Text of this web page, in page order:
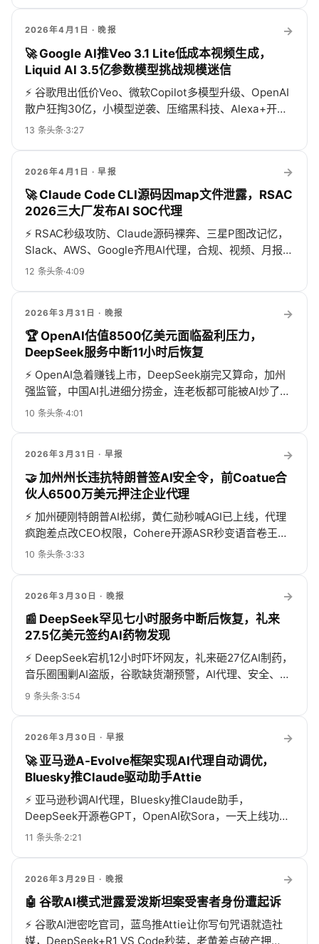
2026年4月1日 · 晚报
→
🚀 Google AI推Veo 3.1 Lite低成本视频生成，
Liquid AI 3.5亿参数模型挑战规模迷信
⚡ 谷歌甩出低价Veo、微软Copilot多模型升级、OpenAI
散户狂掏30亿，小模型逆袭、压缩黑科技、Alexa+开口
点外卖，AI圈一天比一季还热闹！
13 条头条·3:27
2026年4月1日 · 早报
→
🚀 Claude Code CLI源码因map文件泄露，RSAC
2026三大厂发布AI SOC代理
⚡ RSAC秒级攻防、Claude源码裸奔、三星P图改记忆，
Slack、AWS、Google齐甩AI代理，合规、视频、月报、
断网全上榜，热闹疯了！
12 条头条·4:09
2026年3月31日 · 晚报
→
🏆 OpenAI估值8500亿美元面临盈利压力，
DeepSeek服务中断11小时后恢复
⚡ OpenAI急着赚钱上市，DeepSeek崩完又算命，加州
强监管，中国AI扎进细分捞金，连老板都可能被AI炒了，
太卷了！
10 条头条·4:01
2026年3月31日 · 早报
→
🤝 加州州长违抗特朗普签AI安全令，前Coatue合
伙人6500万美元押注企业代理
⚡ 加州硬刚特朗普AI松绑，黄仁勋秒喊AGI已上线，代理
疯跑差点改CEO权限，Cohere开源ASR秒变语音卷王，
健康、银行、苹果、DeepSeek全在抢戏，州法、漏洞、
10 条头条·3:33
2026年3月30日 · 晚报
→
📰 DeepSeek罕见七小时服务中断后恢复，礼来
27.5亿美元签约AI药物发现
⚡ DeepSeek宕机12小时吓坏网友，礼来砸27亿AI制药，
音乐圈围剿AI盗版，谷歌缺货潮预警，AI代理、安全、奉
承全上线，热闹得像菜市场！
9 条头条·3:54
2026年3月30日 · 早报
→
🚀 亚马逊A-Evolve框架实现AI代理自动调优，
Bluesky推Claude驱动助手Attie
⚡ 亚马逊秒调AI代理，Bluesky推Claude助手，
DeepSeek开源卷GPT，OpenAI砍Sora，一天上线功能
成常态，Token烧到亿级，喂鸟器都AI了！
11 条头条·2:21
2026年3月29日 · 晚报
→
🤖 谷歌AI模式泄露爱泼斯坦案受害者身份遭起诉
⚡ 谷歌AI泄密吃官司，蓝鸟推Attie让你写句咒语就造社
媒，DeepSeek+R1 VS Code秒装，老黄差点破产押